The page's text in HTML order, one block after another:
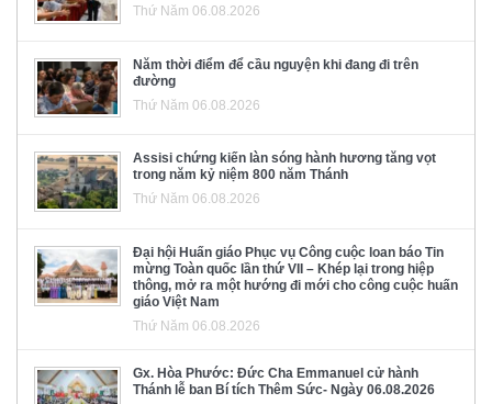
Thứ Năm 06.08.2026
Năm thời điểm để cầu nguyện khi đang đi trên
đường
Thứ Năm 06.08.2026
Assisi chứng kiến làn sóng hành hương tăng vọt
trong năm kỷ niệm 800 năm Thánh
Thứ Năm 06.08.2026
Đại hội Huấn giáo Phục vụ Công cuộc loan báo Tin
mừng Toàn quốc lần thứ VII – Khép lại trong hiệp
thông, mở ra một hướng đi mới cho công cuộc huấn
giáo Việt Nam
Thứ Năm 06.08.2026
Gx. Hòa Phước: Đức Cha Emmanuel cử hành
Thánh lễ ban Bí tích Thêm Sức- Ngày 06.08.2026